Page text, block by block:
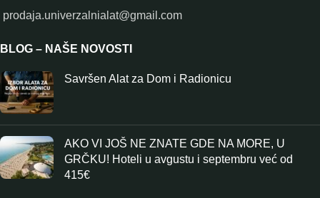
prodaja.univerzalnialat@gmail.com
BLOG – NAŠE NOVOSTI
Savršen Alat za Dom i Radionicu
AKO VI JOŠ NE ZNATE GDE NA MORE, U
GRČKU! Hoteli u avgustu i septembru već od
415€